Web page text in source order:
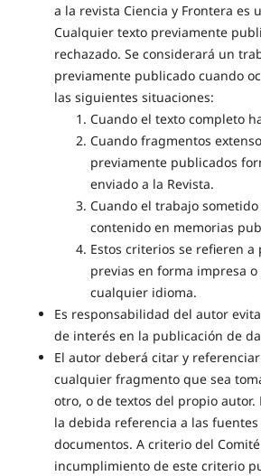
a la revista Ciencia y Frontera es
Cualquier texto previamente
rechazado. Se considerará un
previamente publicado cuando
las siguientes situaciones:
Cuando el texto completo
Cuando fragmentos
previamente publicados
enviado a la Revista.
Cuando el trabajo
contenido en memorias
Estos criterios se refieren a
previas en forma impresa
cualquier idioma.
Es responsabilidad del autor
de interés en la publicación de
El autor deberá citar y
cualquier fragmento que sea
otro, o de textos del propio
la debida referencia a las
documentos. A criterio del
incumplimiento de este criterio